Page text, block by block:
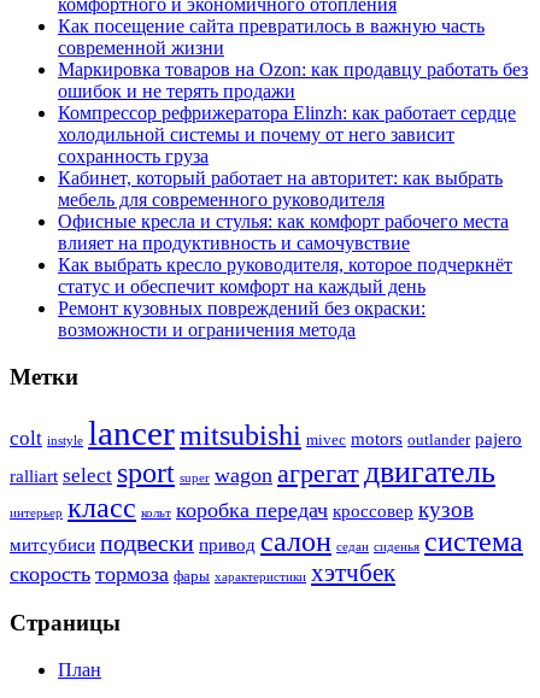
комфортного и экономичного отопления
Как посещение сайта превратилось в важную часть
современной жизни
Маркировка товаров на Ozon: как продавцу работать без
ошибок и не терять продажи
Компрессор рефрижератора Elinzh: как работает сердце
холодильной системы и почему от него зависит
сохранность груза
Кабинет, который работает на авторитет: как выбрать
мебель для современного руководителя
Офисные кресла и стулья: как комфорт рабочего места
влияет на продуктивность и самочувствие
Как выбрать кресло руководителя, которое подчеркнёт
статус и обеспечит комфорт на каждый день
Ремонт кузовных повреждений без окраски:
возможности и ограничения метода
Метки
colt instyle lancermitsubishi mivec motors outlander pajero
ralliart select sport super wagon агрегат двигатель
интерьер класс кольт коробка передач кроссовер кузов
митсубиси подвески привод салон седан сиденья система
скорость тормоза фары характеристики хэтчбек
Страницы
План